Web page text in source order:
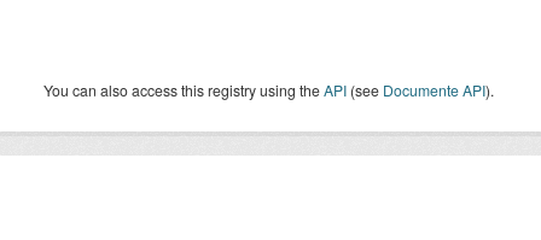
You can also access this registry using theAPI (see Documente API).